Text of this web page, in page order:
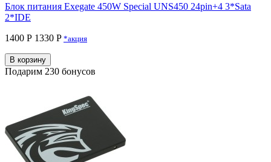
Блок питания Exegate 450W Special UNS450 24pin+4 3*Sata
2*IDE
1400 Р 1330 P *акция
В корзину
Подарим 230 бонусов